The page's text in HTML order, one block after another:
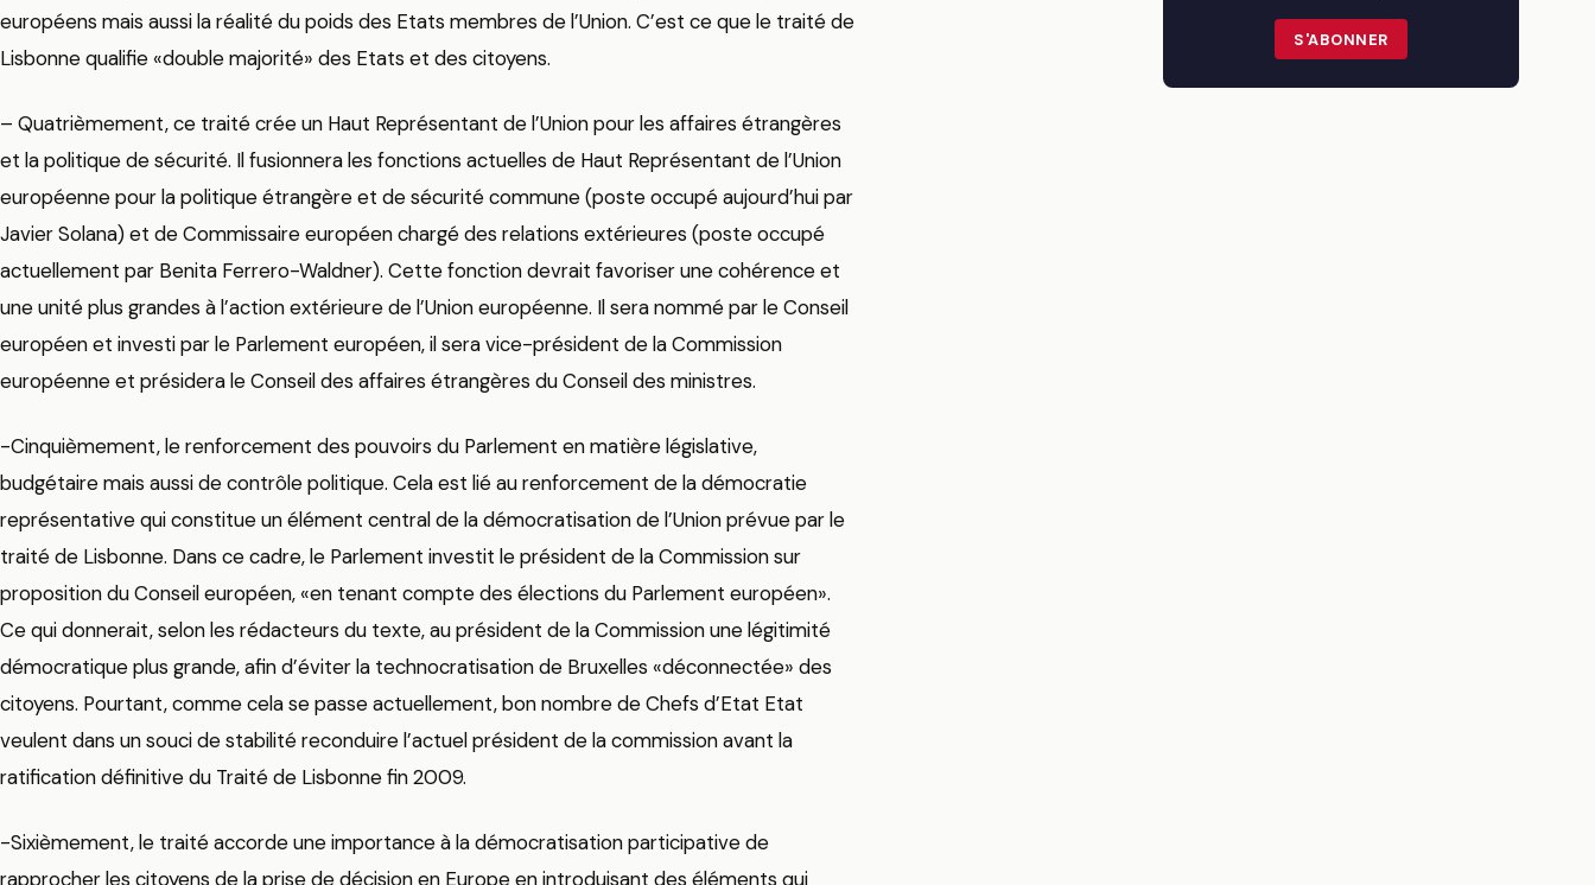
européens mais aussi la réalité du poids des Etats membres de l’Union. C’est ce que le traité de
Lisbonne qualifie «double majorité» des Etats et des citoyens.
– Quatrièmement, ce traité crée un Haut Représentant de l’Union pour les affaires étrangères
et la politique de sécurité. Il fusionnera les fonctions actuelles de Haut Représentant de l’Union
européenne pour la politique étrangère et de sécurité commune (poste occupé aujourd’hui par
Javier Solana) et de Commissaire européen chargé des relations extérieures (poste occupé
actuellement par Benita Ferrero-Waldner). Cette fonction devrait favoriser une cohérence et
une unité plus grandes à l’action extérieure de l’Union européenne. Il sera nommé par le Conseil
européen et investi par le Parlement européen, il sera vice-président de la Commission
européenne et présidera le Conseil des affaires étrangères du Conseil des ministres.
-Cinquièmement, le renforcement des pouvoirs du Parlement en matière législative,
budgétaire mais aussi de contrôle politique. Cela est lié au renforcement de la démocratie
représentative qui constitue un élément central de la démocratisation de l’Union prévue par le
traité de Lisbonne. Dans ce cadre, le Parlement investit le président de la Commission sur
proposition du Conseil européen, «en tenant compte des élections du Parlement européen».
Ce qui donnerait, selon les rédacteurs du texte, au président de la Commission une légitimité
démocratique plus grande, afin d’éviter la technocratisation de Bruxelles «déconnectée» des
citoyens. Pourtant, comme cela se passe actuellement, bon nombre de Chefs d’Etat Etat
veulent dans un souci de stabilité reconduire l’actuel président de la commission avant la
ratification définitive du Traité de Lisbonne fin 2009.
-Sixièmement, le traité accorde une importance à la démocratisation participative de
rapprocher les citoyens de la prise de décision en Europe en introduisant des éléments qui
S'ABONNER